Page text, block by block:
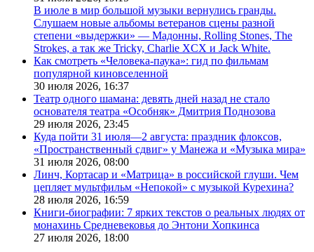
В июле в мир большой музыки вернулись гранды.
Слушаем новые альбомы ветеранов сцены разной
степени «выдержки» — Мадонны, Rolling Stones, The
Strokes, а так же Tricky, Charlie XCX и Jack White.
Как смотреть «Человека-паука»: гид по фильмам
популярной киновселенной
30 июля 2026, 16:37
Театр одного шамана: девять дней назад не стало
основателя театра «Особняк» Дмитрия Поднозова
29 июля 2026, 23:45
Куда пойти 31 июля—2 августа: праздник флоксов,
«Пространственный сдвиг» у Манежа и «Музыка мира»
31 июля 2026, 08:00
Линч, Кортасар и «Матрица» в российской глуши. Чем
цепляет мультфильм «Непокой» с музыкой Курехина?
28 июля 2026, 16:59
Книги-биографии: 7 ярких текстов о реальных людях от
монахинь Средневековья до Энтони Хопкинса
27 июля 2026, 18:00